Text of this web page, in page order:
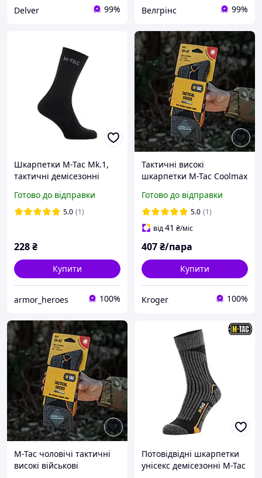
Delver 99% Велгрінс 99%
Шкарпетки M-Tac Mk.1,
тактичні демісезонні
Готово до відправки
5.0 (1)
228₴
Купити
armor_heroes 100%
Тактичні високі
шкарпетки M-Tac Coolmax
шкарпетки
Готово до відправки
5.0 (1)
від41 ₴/міс
407₴/пара
Купити
Kroger 100%
M-Tac чоловічі тактичні
високі військові
Потовідвідні шкарпетки
унісекс демісезонні M-Tac